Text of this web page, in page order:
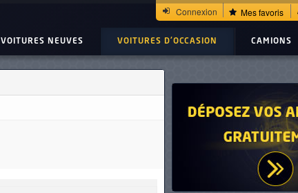
Connexion Mes favoris
VOITURES NEUVES VOITURES D'OCCASION CAMIONS